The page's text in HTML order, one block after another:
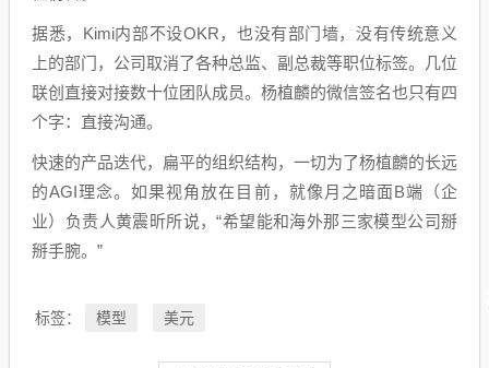
据悉，Kimi内部不设OKR，也没有部门墙，没有传统意义
上的部门，公司取消了各种总监、副总裁等职位标签。几位
联创直接对接数十位团队成员。杨植麟的微信签名也只有四
个字：直接沟通。
快速的产品迭代，扁平的组织结构，一切为了杨植麟的长远
的AGI理念。如果视角放在目前，就像月之暗面B端（企
业）负责人黄震昕所说，“希望能和海外那三家模型公司掰
掰手腕。”
标签： 模型 美元